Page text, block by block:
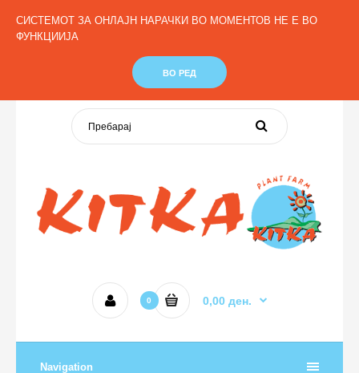
СИСТЕМОТ ЗА ОНЛАЈН НАРАЧКИ ВО МОМЕНТОВ НЕ Е ВО
ФУНКЦИИЈА
ВО РЕД
Моја сметка Листа со Желби (0)
Кошничка
Македонски
0 0,00 ден.
Navigation